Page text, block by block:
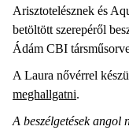
Arisztotelésznek és
betöltött szerepéről
Ádám CBI
A Laura nővérrel
meghallgatni.
A beszélgetések angol